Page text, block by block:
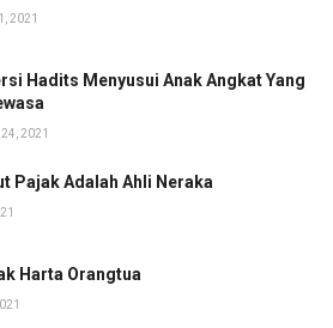
2021
Hadits Menyusui Anak Angkat Yang
2021
Pajak Adalah Ahli Neraka
Harta Orangtua